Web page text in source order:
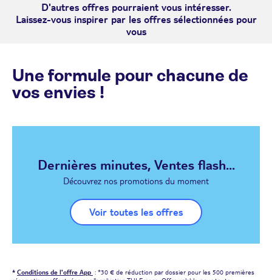
D'autres offres pourraient vous intéresser.
Laissez-vous inspirer par les offres sélectionnées pour
vous
Une formule pour chacune de
vos envies !
Dernières minutes, Ventes flash...
Découvrez nos promotions du moment
Voir toutes les offres
* Conditions de l'offre App : *30 € de réduction par dossier pour les 500 premières